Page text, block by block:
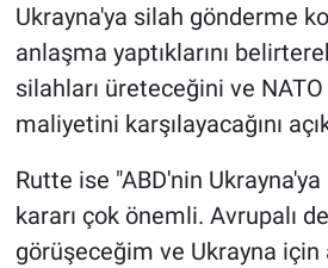
Ukrayna'ya silah gönderme
anlaşma yaptıklarını
silahları üreteceğini ve
maliyetini karşılayacağını
Rutte ise "ABD'nin
kararı çok önemli. Avrupalı
görüşeceğim ve Ukrayna için
Programlar
Sağlık
Spor
Teknoloji